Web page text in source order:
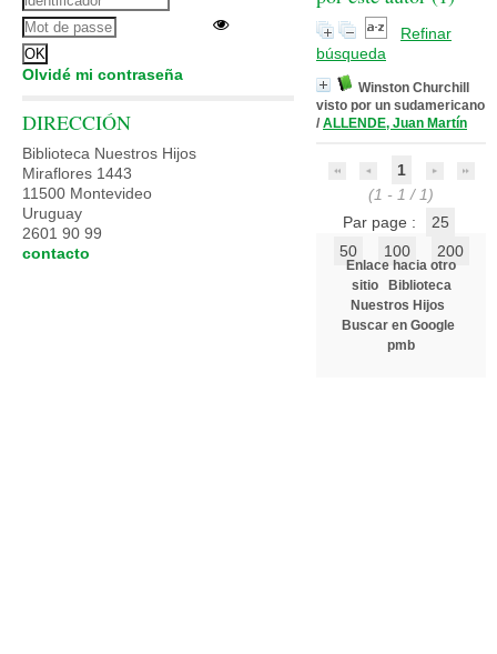
Refinar
búsqueda
Winston Churchill
visto por un sudamericano
/ ALLENDE, Juan Martín
1
(1 - 1 / 1)
Par page :
25
50
100 200
Enlace hacia otro
sitio
Biblioteca
Nuestros Hijos
Buscar en Google
pmb
Olvidé mi contraseña
DIRECCIÓN
Biblioteca Nuestros Hijos
Miraflores 1443
11500 Montevideo
Uruguay
2601 90 99
contacto